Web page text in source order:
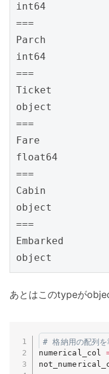
int64
===
Parch
int64
===
Ticket
object
===
Fare
float64
===
Cabin
object
===
Embarked
object
あとはこのtypeが
# 格納用の配列を
numerical_col